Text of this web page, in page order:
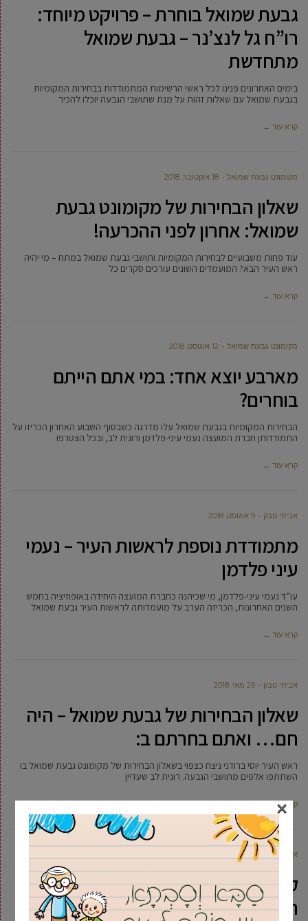
גבעת שמואל בוחרת – פרויקט מיוחד:
רו”ח גל לנצ’נר – גבעת שמואל
מתחדשת
בימים האחרונים פנינו לכל ראשי הרשימות המתמודדות בבחירות המקומיות
בגבעת שמואל עם שאלות זהות על מנת שתושבי הגבעה יוכלו להכיר
קרא עוד ←
מקומונט גבעת שמואל 18 אוקטובר, 2018
שאלון הבחירות של מקומונט גבעת
שמואל: אחרון לפני ההכרעה!
עוד פחות משבועיים לבחירות המקומיות ותושבי גבעת שמואל במתח – מי יהיה
ראש העיר הבא? המועמדים השונים עורכים סקרים כל
קרא עוד ←
מקומונט גבעת שמואל 12 אוגוסט, 2018
מארבע יוצא אחד: במי אתם הייתם
בוחרים?
הבחירות המקומיות בגבעת שמואל עלו מדרגה כשבסוף השבוע האחרון הכריזו על
התמודדותן חברת המועצה נעמי עיני-פלדמן ורונית לב, ובכל הצטרפו
קרא עוד ←
אביחי טבק 9 אוגוסט, 2018
מתמודדת נוספת לראשות העיר – נעמי
עיני פלדמן
עו”ד נעמי עיני-פלדמן, מי שכיהנה כחברת המועצה היחידה באופוזיציה בחמש
השנים האחרונות, הכריזה הערב על מועמדותה לראשות העיר גבעת שמואל
קרא עוד ←
אביחי טבק 29 מאי, 2018
שאלון הבחירות של גבעת שמואל – היה
חם… ואתם בחרתם ב:
ראש העיר יוסי ברודני ניצח כצפוי בשאלון הבחירות של מקומונט גבעת שמואל בו
השתתפו אלפים מתושבי הגבעה. רונית לב שעדיין
קרא עוד ←
אביעד ברטוב 15 מרץ, 2018
קורא תיגר: רו”ח גל לנצ’נר יתמודד על
ראשות עיריית גבעת שמואל
×